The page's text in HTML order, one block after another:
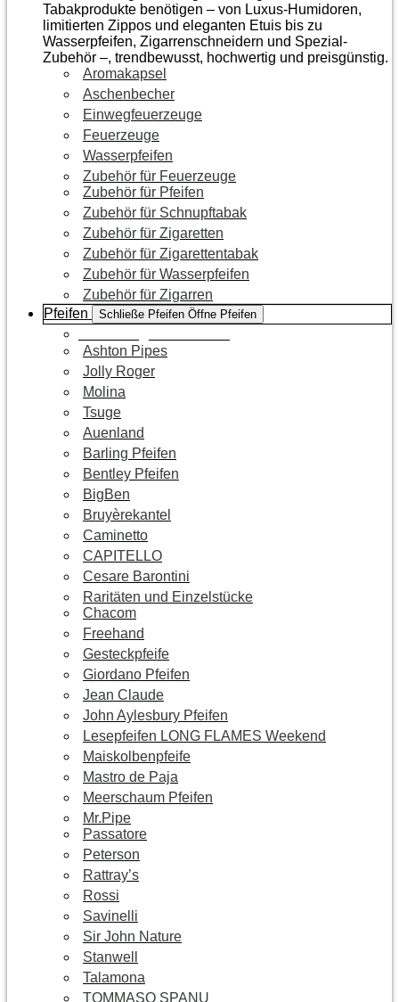
Tabakprodukte benötigen – von Luxus-Humidoren,
limitierten Zippos und eleganten Etuis bis zu
Wasserpfeifen, Zigarrenschneidern und Spezial-
Zubehör –, trendbewusst, hochwertig und preisgünstig.
Aromakapsel
Aschenbecher
Einwegfeuerzeuge
Feuerzeuge
Wasserpfeifen
Zubehör für Feuerzeuge
Zubehör für Pfeifen
Zubehör für Schnupftabak
Zubehör für Zigaretten
Zubehör für Zigarettentabak
Zubehör für Wasserpfeifen
Zubehör für Zigarren
Pfeifen
Schließe Pfeifen Öffne Pfeifen
Ashton Pipes
Jolly Roger
Molina
Tsuge
Auenland
Barling Pfeifen
Bentley Pfeifen
BigBen
Bruyèrekantel
Caminetto
CAPITELLO
Cesare Barontini
Raritäten und Einzelstücke
Chacom
Freehand
Gesteckpfeife
Giordano Pfeifen
Jean Claude
John Aylesbury Pfeifen
Lesepfeifen LONG FLAMES Weekend
Maiskolbenpfeife
Mastro de Paja
Meerschaum Pfeifen
Mr.Pipe
Passatore
Peterson
Rattray’s
Rossi
Savinelli
Sir John Nature
Stanwell
Talamona
TOMMASO SPANU